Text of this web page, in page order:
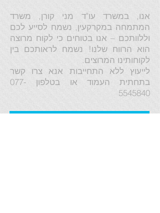
אנו, במשרד עו"ד מני קורן, משרד
המתמחה במקרקעין, נשמח לסייע לכם
וללוותכם – אנו בטוחים כי לקוח מרוצה
הוא הרווח שלנו! נשמח לראותכם בין
לקוחותינו המרוצים.
לייעוץ ללא התחייבות אנא צרו קשר
בתחתית העמוד או בטלפון 077-
5545840